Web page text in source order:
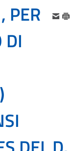
PER
DI